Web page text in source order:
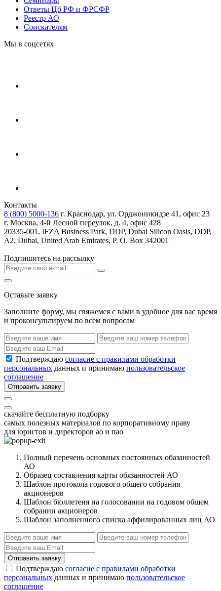
Ответы Цб РФ и ФРСФР
Реестр АО
Соискателям
Мы в соцсетях
Контакты
8 (800) 5000-136 г. Краснодар, ул. Орджоникидзе 41, офис 23
г. Москва, 4-й Лесной переулок, д. 4, офис 428
20335-001, IFZA Business Park, DDP, Dubai Silicon Oasis, DDP,
A2, Dubai, United Arab Emirates, P. O. Box 342001
Подпишитесь на рассылку
Оставьте заявку
Заполните форму, мы свяжемся с вами в удобное для вас время
и проконсультируем по всем вопросам
Подтверждаю согласие с правилами обработки
персональных данных и принимаю пользовательское
соглашение
Отправить заявку
скачайте бесплатную подборку
самых полезных материалов по корпоративному праву
для юристов и директоров ао и пао
Полный перечень основных постоянных обазанностей
АО
Образец составления карты обязанностей АО
Шаблон протокола годового общего собрания
акционеров
Шаблон бюллетеня на голосовании на годовом общем
собрании акционеров
Шаблон заполненного списка аффилированных лиц АО
Отправить заявку
Подтверждаю согласие с правилами обработки
персональных данных и принимаю пользовательское
соглашение